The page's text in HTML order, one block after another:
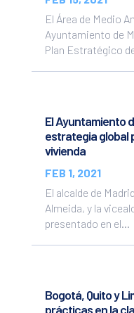
El Área de Medio
Ayuntamiento de
Plan Estratégico
El Ayuntamiento
estrategia global
vivienda
FEB 1, 2021
El alcalde de
Almeida, y la
presentado en el...
Bogotá, Quito y
prácticas en la